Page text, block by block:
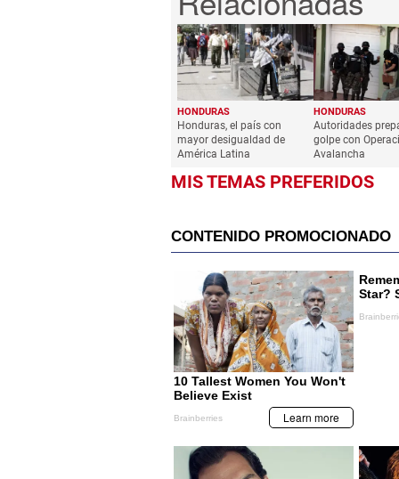
HONDURAS
Honduras, el país con
mayor desigualdad de
América Latina
HONDURAS
Autoridades
golpe con
Avalancha
MIS TEMAS PREFERIDOS